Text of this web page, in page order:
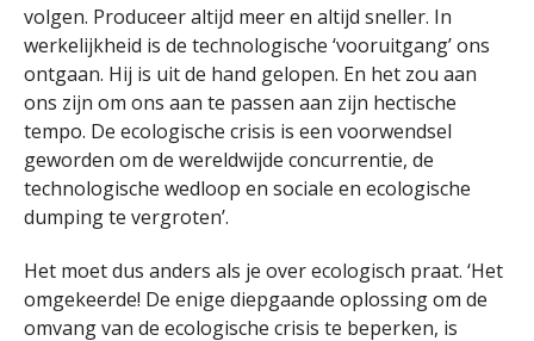
volgen. Produceer altijd meer en altijd sneller. In
werkelijkheid is de technologische ‘vooruitgang’ ons
ontgaan. Hij is uit de hand gelopen. En het zou aan
ons zijn om ons aan te passen aan zijn hectische
tempo. De ecologische crisis is een voorwendsel
geworden om de wereldwijde concurrentie, de
technologische wedloop en sociale en ecologische
dumping te vergroten’.
Het moet dus anders als je over ecologisch praat. ‘Het
omgekeerde! De enige diepgaande oplossing om de
omvang van de ecologische crisis te beperken, is